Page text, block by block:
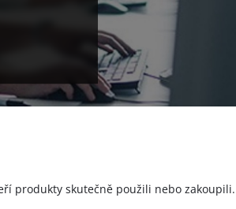
produkty skutečně použili nebo zakoupili.